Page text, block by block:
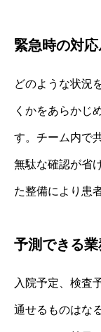
緊急時の対
どのような状況
くかをあらかじ
す。チーム内で
無駄な確認が省
た整備により患
予測できる
入院予定、検査
通せるものはな